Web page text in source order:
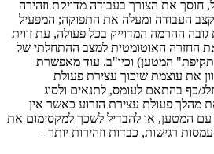
חוסך את הצורך בעבודה מדויקת וזהירה
העבודה ומעלה את התפוקה; המפעיל
גובה ההרמה המדוייק בכל פעולה, עת זווית
החזרה האוטומטית למצב ההתחלתי של
"תקיפת" המטען) וכיו"ב. עוד מאפשרת
את עוצמת שיכוך עצירת פעולת
כף בהתאם לעומס, לתנאים ולסוג
מהלך פעולת עצירת הזרוע כאשר אין
עם המטען, או להבדיל לשכך למקסימום את
רגישות, כבדות וזהירות יותר –